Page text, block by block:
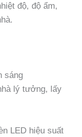
độ, độ ẩm,
sáng
lý tưởng, lấy
LED hiệu suất